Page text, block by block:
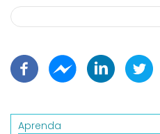
Busca
Search
Aprenda